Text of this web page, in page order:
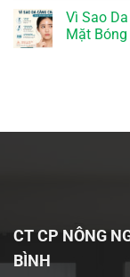
Vì Sao
Mặt Bóng
CT CP NÔNG
BÌNH